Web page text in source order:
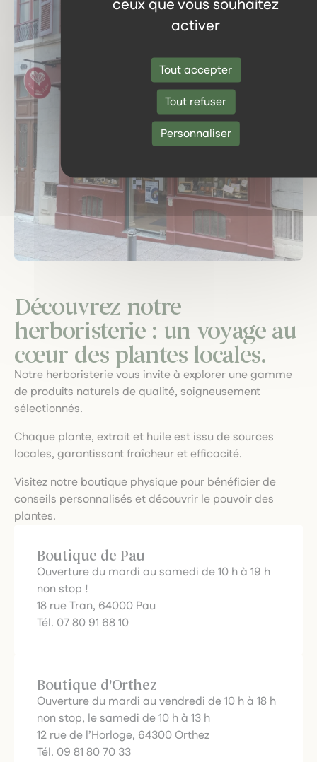
ceux que vous souhaitez
activer
Tout accepter
Tout refuser
Personnaliser
Découvrez notre
herboristerie : un voyage au
cœur des plantes locales.
Notre herboristerie vous invite à explorer une gamme
de produits naturels de qualité, soigneusement
sélectionnés.
Chaque plante, extrait et huile est issu de sources
locales, garantissant fraîcheur et efficacité.
Visitez notre boutique physique pour bénéficier de
conseils personnalisés et découvrir le pouvoir des
plantes.
Boutique de Pau
Ouverture du mardi au samedi de 10 h à 19 h
non stop !
18 rue Tran, 64000 Pau
Tél. 07 80 91 68 10
Boutique d'Orthez
Ouverture du mardi au vendredi de 10 h à 18 h
non stop, le samedi de 10 h à 13 h
12 rue de l’Horloge, 64300 Orthez
Tél. 09 81 80 70 33